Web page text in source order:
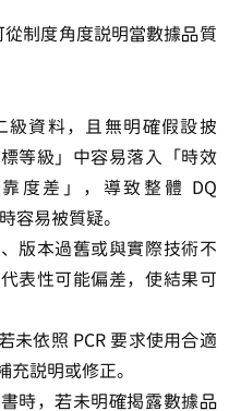
制度角度說明當數據品質
級資料，且無明確假設披
等級」中容易落入「時效
度差」，導致整體 DQ
容易被質疑。
版本過舊或與實際技術不
表性可能偏差，使結果可
未依照 PCR 要求使用合適
充說明或修正。
時，若未明確揭露數據品